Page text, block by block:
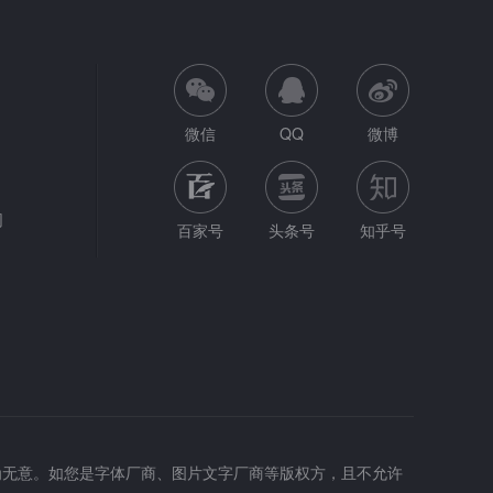
微信 QQ 微博
百家号 头条号 知乎号
意。如您是字体厂商、图片文字厂商等版权方，且不允许